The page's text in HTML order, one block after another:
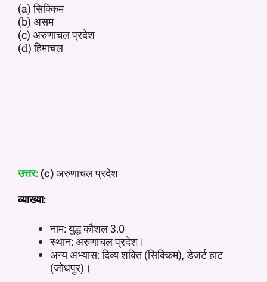
(a) सिक्किम
(b) असम
(c) अरुणाचल प्रदेश
(d) हिमाचल
उत्तर:(c)अरुणाचल प्रदेश
व्याख्या:
नाम: युद्ध कौशल 3.0
स्थान: अरुणाचल प्रदेश।
अन्य अभ्यास: दिव्य शक्ति (सिक्किम), डेजर्ट हाट
(जोधपुर)।